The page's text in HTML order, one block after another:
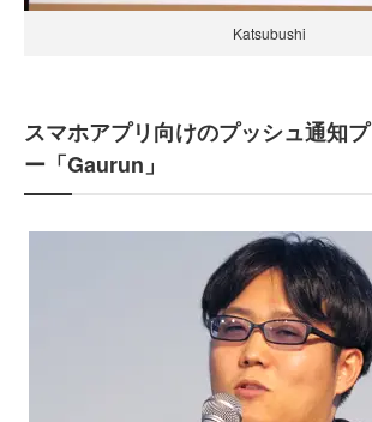
Katsubushi
スマホアプリ向けのプッシュ通知
ー「Gaurun」